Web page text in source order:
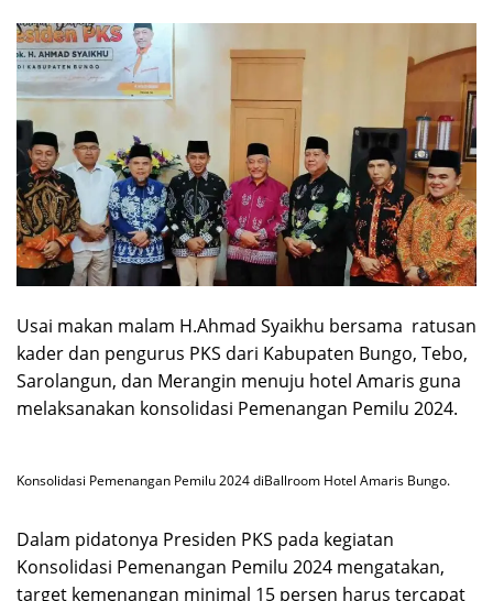
Usai makan malam H.Ahmad Syaikhu bersama ratusan
kader dan pengurus PKS dari Kabupaten Bungo, Tebo,
Sarolangun, dan Merangin menuju hotel Amaris guna
melaksanakan konsolidasi Pemenangan Pemilu 2024.
Konsolidasi Pemenangan Pemilu 2024 diBallroom Hotel Amaris Bungo.
Dalam pidatonya Presiden PKS pada kegiatan
Konsolidasi Pemenangan Pemilu 2024 mengatakan,
target kemenangan minimal 15 persen harus tercapat